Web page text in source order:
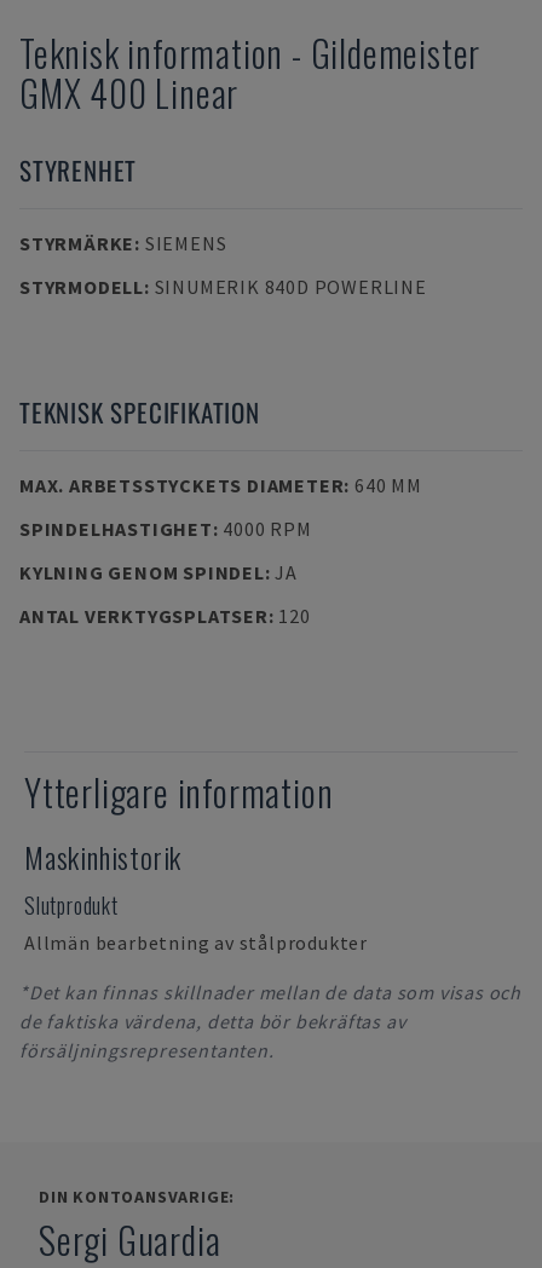
Teknisk information - Gildemeister
GMX 400 Linear
STYRENHET
STYRMÄRKE: SIEMENS
STYRMODELL: SINUMERIK 840D POWERLINE
TEKNISK SPECIFIKATION
MAX. ARBETSSTYCKETS DIAMETER: 640 MM
SPINDELHASTIGHET: 4000 RPM
KYLNING GENOM SPINDEL:JA
ANTAL VERKTYGSPLATSER: 120
Ytterligare information
Maskinhistorik
Slutprodukt
Allmän bearbetning av stålprodukter
*Det kan finnas skillnader mellan de data som visas och
de faktiska värdena, detta bör bekräftas av
försäljningsrepresentanten.
DIN KONTOANSVARIGE:
Sergi Guardia